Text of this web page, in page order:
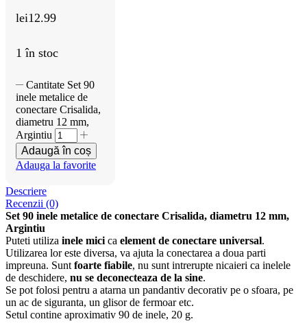
lei12.99
1 în stoc
Cantitate Set 90
inele metalice de
conectare Crisalida,
diametru 12 mm,
Argintiu
Adaugă în coș
Adauga la favorite
Descriere
Recenzii (0)
Set 90 inele metalice de conectare Crisalida, diametru 12 mm,
Argintiu
Puteti utiliza inele mici ca element de conectare universal.
Utilizarea lor este diversa, va ajuta la conectarea a doua parti
impreuna. Sunt foarte fiabile, nu sunt intrerupte nicaieri ca inelele
de deschidere, nu se deconecteaza de la sine.
Se pot folosi pentru a atarna un pandantiv decorativ pe o sfoara, pe
un ac de siguranta, un glisor de fermoar etc.
Setul contine aproximativ 90 de inele, 20 g.